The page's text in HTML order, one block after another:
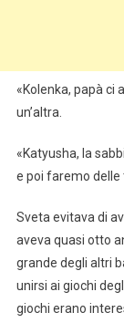
«Kolenka, papà ci
un’altra.
«Katyusha, la
e poi faremo delle
Sveta evitava di
aveva quasi otto
grande degli altri
unirsi ai giochi
giochi erano